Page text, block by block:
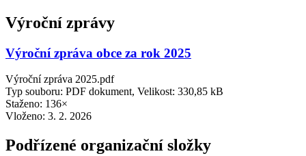
Výroční zprávy
Výroční zpráva obce za rok 2025
Výroční zpráva 2025.pdf
Typ souboru: PDF dokument, Velikost: 330,85 kB
Staženo: 136×
Vloženo: 3. 2. 2026
Podřízené organizační složky